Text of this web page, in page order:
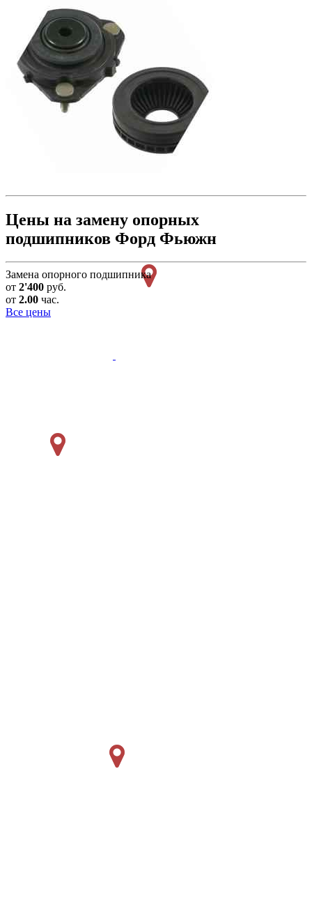
Цены на замену опорных
подшипников Форд Фьюжн
Замена опорного подшипника
от 2'400 руб.
от 2.00 час.
Все цены